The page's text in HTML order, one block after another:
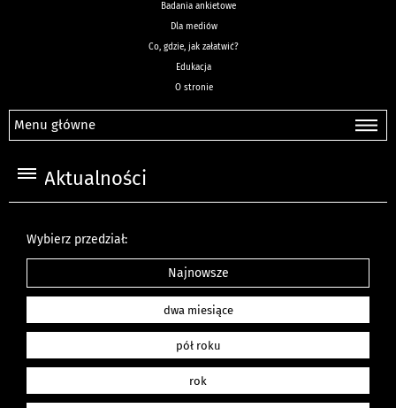
Badania ankietowe
Dla mediów
Co, gdzie, jak załatwić?
Edukacja
O stronie
Menu główne
Aktualności
Wybierz przedział:
Najnowsze
dwa miesiące
pół roku
rok